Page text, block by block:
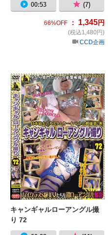
00:53 (7)
66%OFF ： 1,345円
(税込1,480円)
CCD企画
キャンギャルローアングル撮
り 72